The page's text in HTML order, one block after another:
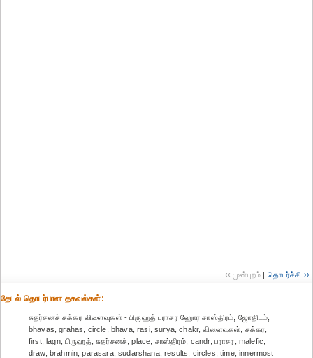
‹‹ முன்புறம் | தொடர்ச்சி ››
தேட‌ல் தொட‌ர்பான தகவ‌ல்க‌ள்:
சுதர்சனச் சக்கர விளைவுகள் - பிருஹத் பராசர ஹோர சாஸ்திரம், ஜோதிடம்,
bhavas, grahas, circle, bhava, rasi, surya, chakr, விளைவுகள், சக்கர,
first, lagn, பிருஹத், சுதர்சனச், place, சாஸ்திரம், candr, பராசர, malefic,
draw, brahmin, parasara, sudarshana, results, circles, time, innermost